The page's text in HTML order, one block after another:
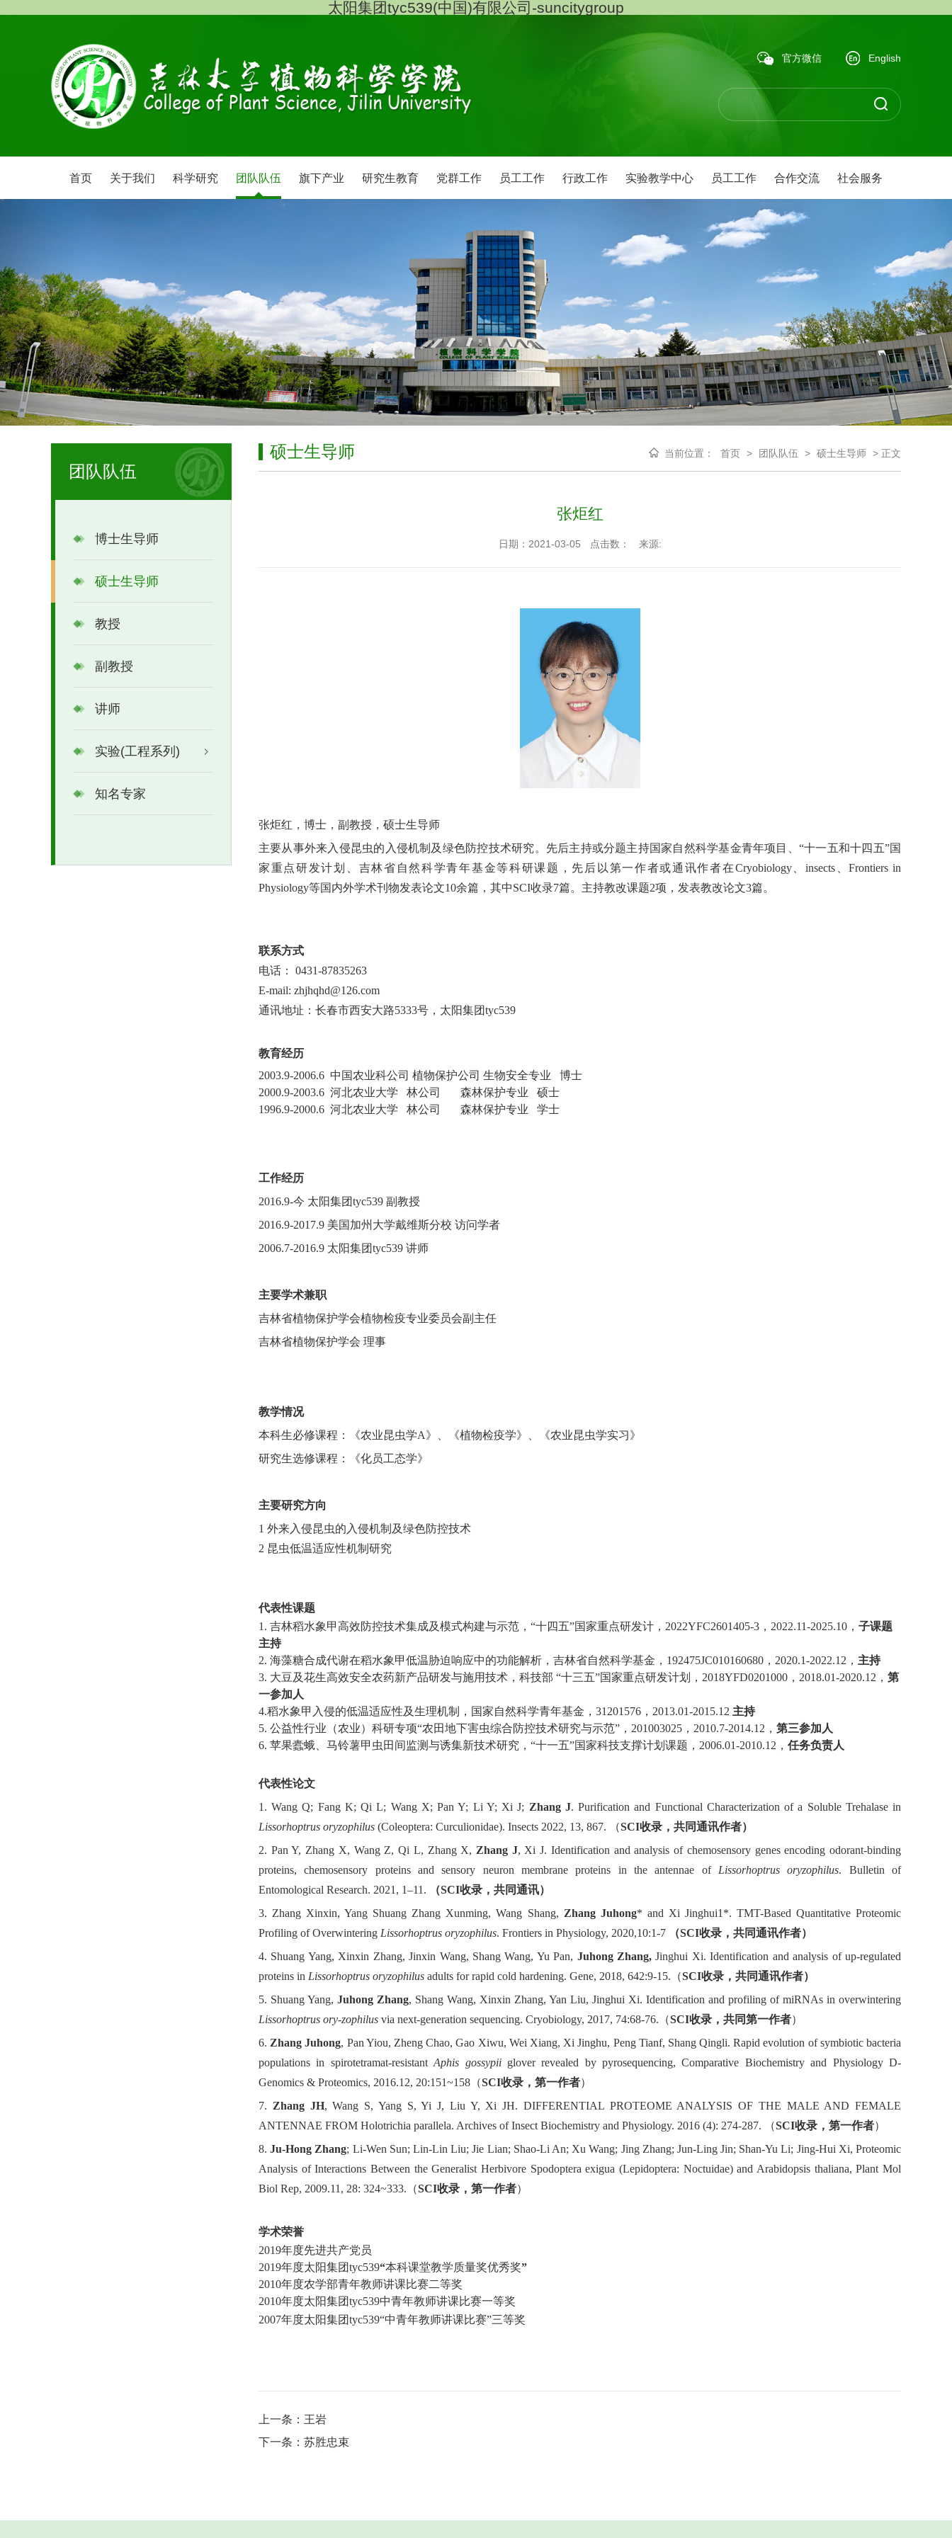
太阳集团tyc539(中国)有限公司-suncitygroup
官方微信 English
首页 关于我们 科学研究 团队队伍 旗下产业 研究生教育 党群工作 员工工作 行政工作 实验教学中心 员工工作 合作交流 社会服务
团队队伍
博士生导师
硕士生导师
教授
副教授
讲师
实验(工程系列)
知名专家
硕士生导师 当前位置： 首页 > 团队队伍 > 硕士生导师 > 正文
张炬红
日期：2021-03-05 点击数： 来源:
张炬红，博士，副教授，硕士生导师
主要从事外来入侵昆虫的 入侵机制及绿色防控技术研究。先后主持或分题主持国家自然科学基金青年项目、 “十一五和十四五”国
家重点研发计划、吉林省自然科学青年基金等科研课题，先后 以第一作者或通讯作者在Cryobiology、 insects、Frontiers in
Physiology等国内外学术刊物发表论文10余篇，其中SCI收录7篇。 主持教改课题2项，发表教改论文3篇。
联系方式
电话： 0431-87835263
E-mail: zhjhqhd@126.com
通讯地址：长春市西安大路5333号，太阳集团tyc539
教育经历
2003.9-2006.6 中国农业科公司 植物保护公司 生物安全专业 博士
2000.9-2003.6 河北农业大学 林公司 森林保护专业 硕士
1996.9-2000.6 河北农业大学 林公司 森林保护专业 学士
工作经历
2016.9-今 太阳集团tyc539 副教授
2016.9-2017.9 美国加州大学戴维斯分校 访问学者
2006.7-2016.9 太阳集团tyc539 讲师
主要学术兼职
吉林省植物保护学会植物检疫专业委员会副主任
吉林省植物保护学会 理事
教学情况
本科生必修课程：《农业昆虫学A》、《植物检疫学》、《农业昆虫学实习》
研究生选修课程：《化员工态学》
主要研究方向
1 外来入侵昆虫的入侵机制及绿色防控技术
2 昆虫低温适应性机制研究
代表性课题
1. 吉林稻水象甲高效防控技术集成及模式构建与示范， “十四五”国家重点研发计， 2022YFC2601405-3 ， 2022.11-2025.10 ， 子课题
主持
2. 海藻糖合成代谢在稻水象甲低温胁迫响应中的功能解析，吉林省自然科学基金， 192475JC010160680 ， 2020.1-2022.12 ， 主持
3. 大豆及花生高效安全农药新产品研发与施用技术，科技部 “十三五”国家重点研发计划， 2018YFD0201000 ， 2018.01-2020.12 ， 第
一参加人
4.稻水象甲入侵的低温适应性及生理机制，国家自然科学青年基金， 31201576 ， 2013.01-2015.12 主持
5. 公益性行业（农业）科研专项“农田地下害虫综合防控技术研究与示范” ， 201003025 ， 2010.7-2014.12 ， 第三参加人
6. 苹果蠹蛾、马铃薯甲虫田间监测与诱集新技术研究， “十一五”国家科技支撑计划课题， 2006.01-2010.12 ， 任务负责人
代表性论文
1. Wang Q; Fang K; Qi L; Wang X; Pan Y; Li Y; Xi J; Zhang J. Purification and Functional Characterization of a Soluble Trehalase in
Lissorhoptrus oryzophilus (Coleoptera: Curculionidae). Insects 2022, 13, 867. （SCI收录，共同通讯作者）
2. Pan Y, Zhang X, Wang Z, Qi L, Zhang X, Zhang J, Xi J. Identification and analysis of chemosensory genes encoding odorant-binding
proteins, chemosensory proteins and sensory neuron membrane proteins in the antennae of Lissorhoptrus oryzophilus. Bulletin of
Entomological Research. 2021, 1–11. （SCI收录，共同通讯）
3. Zhang Xinxin, Yang Shuang Zhang Xunming, Wang Shang, Zhang Juhong* and Xi Jinghui1*. TMT-Based Quantitative Proteomic
Profiling of Overwintering Lissorhoptrus oryzophilus. Frontiers in Physiology, 2020,10:1-7 （SCI收录，共同通讯作者）
4. Shuang Yang, Xinxin Zhang, Jinxin Wang, Shang Wang, Yu Pan, Juhong Zhang, Jinghui Xi. Identification and analysis of up-regulated
proteins in Lissorhoptrus oryzophilus adults for rapid cold hardening. Gene, 2018, 642:9-15. （SCI收录，共同通讯作者）
5. Shuang Yang, Juhong Zhang, Shang Wang, Xinxin Zhang, Yan Liu, Jinghui Xi. Identification and profiling of miRNAs in overwintering
Lissorhoptrus ory-zophilus via next-generation sequencing. Cryobiology, 2017, 74:68-76. （SCI收录，共同第一作者）
6. Zhang Juhong, Pan Yiou, Zheng Chao, Gao Xiwu, Wei Xiang, Xi Jinghu, Peng Tianf, Shang Qingli. Rapid evolution of symbiotic bacteria
populations in spirotetramat-resistantAphis gossypiiglover revealed by pyrosequencing, Comparative Biochemistry and Physiology D-
Genomics & Proteomics, 2016.12, 20:151~158 （SCI收录，第一作者）
7. Zhang JH, Wang S, Yang S, Yi J, Liu Y, Xi JH. DIFFERENTIAL PROTEOME ANALYSIS OF THE MALE AND FEMALE
ANTENNAE FROM Holotrichia parallela. Archives of Insect Biochemistry and Physiology. 2016 (4): 274-287. （SCI收录，第一作者）
8.Ju-Hong Zhang; Li-Wen Sun; Lin-Lin Liu; Jie Lian; Shao-Li An; Xu Wang; Jing Zhang; Jun-Ling Jin; Shan-Yu Li; Jing-Hui Xi, Proteomic
Analysis of Interactions Between the Generalist Herbivore Spodoptera exigua (Lepidoptera: Noctuidae) and Arabidopsis thaliana, Plant Mol
Biol Rep, 2009.11, 28: 324~333. （SCI收录，第一作者）
学术荣誉
2019年度先进共产党员
2019年度太阳集团tyc539“本科课堂教学质量奖优秀奖”
2010年度农学部青年教师讲课比赛二等奖
2010年度太阳集团tyc539中青年教师讲课比赛一等奖
2007年度太阳集团tyc539“中青年教师讲课比赛”三等奖
上一条： 王岩
下一条： 苏胜忠束